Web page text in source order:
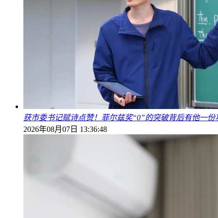
获市委书记赋诗点赞！菲尔兹奖“0”的突破背后有他一份
2026年08月07日 13:36:48